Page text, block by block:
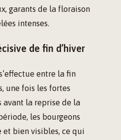
garants de la floraison
intenses.
de fin d’hiver
entre la fin
une fois les fortes
avant la reprise de la
les bourgeons
et bien visibles, ce qui